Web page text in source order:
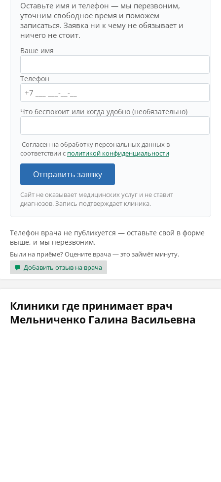
Оставьте имя и телефон — мы перезвоним,
уточним свободное время и поможем
записаться. Заявка ни к чему не обязывает и
ничего не стоит.
Ваше имя
Телефон
Что беспокоит или когда удобно (необязательно)
Согласен на обработку персональных данных в
соответствии с политикой конфиденциальности
Отправить заявку
Сайт не оказывает медицинских услуг и не ставит
диагнозов. Запись подтверждает клиника.
Телефон врача не публикуется — оставьте свой в форме
выше, и мы перезвоним.
Были на приёме? Оцените врача — это займёт минуту.
Добавить отзыв на врача
Клиники где принимает врач
Мельниченко Галина Васильевна